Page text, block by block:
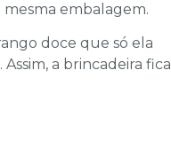
embalagem.
doce que só ela
a brincadeira fica